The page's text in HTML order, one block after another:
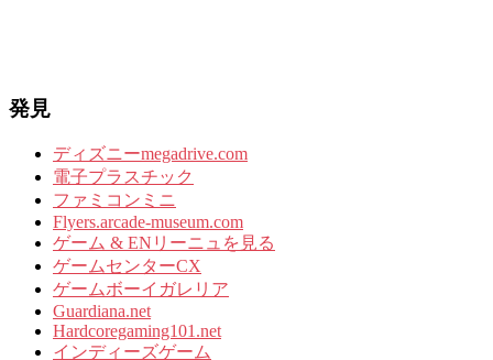
発見
ディズニーmegadrive.com
電子プラスチック
ファミコンミニ
Flyers.arcade-museum.com
ゲーム & ENリーニュを見る
ゲームセンターCX
ゲームボーイガレリア
Guardiana.net
Hardcoregaming101.net
インディーズゲーム